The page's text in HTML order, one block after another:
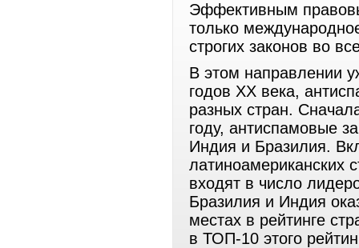
Эффективным
только
строгих законов во
В этом направлении
годов ХХ века,
разных стран.
году, антиспамовые
Индия и Бразилия.
латиноамериканских
входят в число
Бразилия и Индия
местах в рейтинге
в ТОП-10 этого